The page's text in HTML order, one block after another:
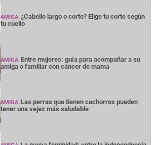
AMIGA ¿Cabello largo o corto? Elige tu corte según
tu cuello
AMIGA Entre mujeres: guía para acompañar a su
amiga o familiar con cáncer de mama
AMIGA Las perras que tienen cachorros pueden
tener una vejez más saludable